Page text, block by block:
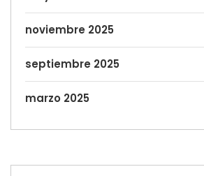
noviembre 2025
septiembre 2025
marzo 2025